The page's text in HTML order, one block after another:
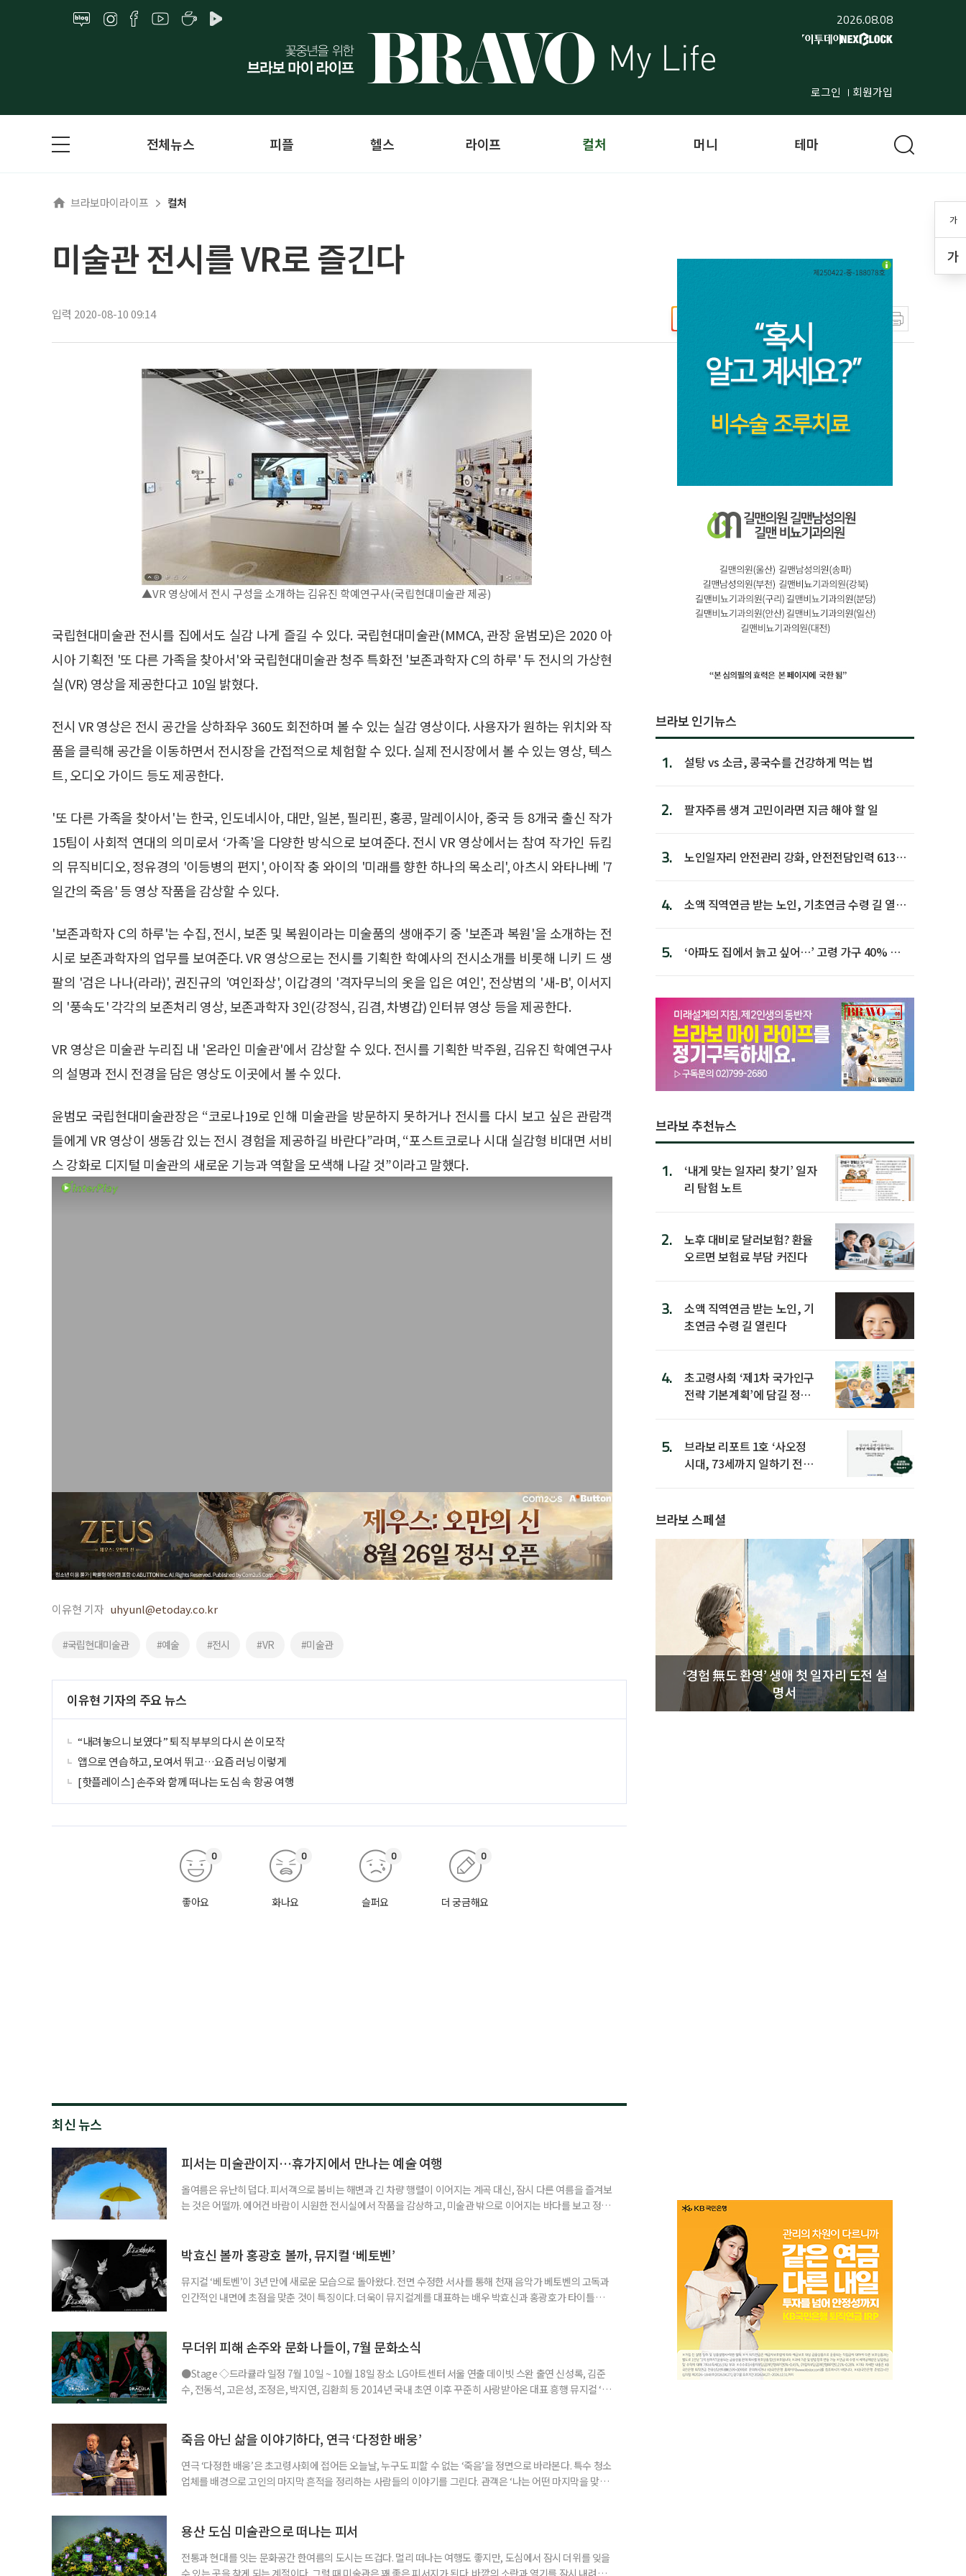
2026.08.08
로그인 회원가입
가
가
전체뉴스 피플 헬스 라이프 컬처 머니 테마
브라보마이라이프 컬처
미술관 전시를 VR로 즐긴다
입력 2020-08-10 09:14
▲VR 영상에서 전시 구성을 소개하는 김유진 학예연구사(국립현대미술관 제공)
국립현대미술관 전시를 집에서도 실감 나게 즐길 수 있다. 국립현대미술관(MMCA, 관장 윤범모)은 2020 아
시아 기획전 '또 다른 가족을 찾아서'와 국립현대미술관 청주 특화전 '보존과학자 C의 하루' 두 전시의 가상현
실(VR) 영상을 제공한다고 10일 밝혔다.
전시 VR 영상은 전시 공간을 상하좌우 360도 회전하며 볼 수 있는 실감 영상이다. 사용자가 원하는 위치와 작
품을 클릭해 공간을 이동하면서 전시장을 간접적으로 체험할 수 있다. 실제 전시장에서 볼 수 있는 영상, 텍스
트, 오디오 가이드 등도 제공한다.
'또 다른 가족을 찾아서'는 한국, 인도네시아, 대만, 일본, 필리핀, 홍콩, 말레이시아, 중국 등 8개국 출신 작가
15팀이 사회적 연대의 의미로서 ‘가족’을 다양한 방식으로 보여준다. 전시 VR 영상에서는 참여 작가인 듀킴
의 뮤직비디오, 정유경의 '이등병의 편지', 아이작 충 와이의 '미래를 향한 하나의 목소리', 아츠시 와타나베 '7
일간의 죽음' 등 영상 작품을 감상할 수 있다.
'보존과학자 C의 하루'는 수집, 전시, 보존 및 복원이라는 미술품의 생애주기 중 '보존과 복원'을 소개하는 전
시로 보존과학자의 업무를 보여준다. VR 영상으로는 전시를 기획한 학예사의 전시소개를 비롯해 니키 드 생
팔의 '검은 나나(라라)', 권진규의 '여인좌상', 이갑경의 '격자무늬의 옷을 입은 여인', 전상범의 '새-B', 이서지
의 '풍속도' 각각의 보존처리 영상, 보존과학자 3인(강정식, 김겸, 차병갑) 인터뷰 영상 등을 제공한다.
VR 영상은 미술관 누리집 내 '온라인 미술관'에서 감상할 수 있다. 전시를 기획한 박주원, 김유진 학예연구사
의 설명과 전시 전경을 담은 영상도 이곳에서 볼 수 있다.
윤범모 국립현대미술관장은 “코로나19로 인해 미술관을 방문하지 못하거나 전시를 다시 보고 싶은 관람객
들에게 VR 영상이 생동감 있는 전시 경험을 제공하길 바란다”라며, “포스트코로나 시대 실감형 비대면 서비
스 강화로 디지털 미술관의 새로운 기능과 역할을 모색해 나갈 것”이라고 말했다.
이유현 기자 uhyunl@etoday.co.kr
#국립현대미술관 #예술 #전시 #VR #미술관
이유현 기자의 주요 뉴스
“내려놓으니 보였다” 퇴직 부부의 다시 쓴 이모작
앱으로 연습하고, 모여서 뛰고…요즘 러닝 이렇게
[핫플레이스] 손주와 함께 떠나는 도심 속 항공 여행
좋아요
0
화나요
0
슬퍼요
0
더 궁금해요
0
최신 뉴스
피서는 미술관이지…휴가지에서 만나는 예술 여행
올여름은 유난히 덥다. 피서객으로 붐비는 해변과 긴 차량 행렬이 이어지는 계곡 대신, 잠시 다른 여름을 즐겨보
는 것은 어떨까. 에어컨 바람이 시원한 전시실에서 작품을 감상하고, 미술관 밖으로 이어지는 바다를 보고 정원
드 강릉 여행을 계획하고 있다면 하슬라아트월드는 빼놓기 아쉬운 곳이다. ‘하슬라’는 고구려·신라시
박효신 볼까 홍광호 볼까, 뮤지컬 ‘베토벤’
뮤지컬 ‘베토벤’이 3년 만에 새로운 모습으로 돌아왔다. 전면 수정한 서사를 통해 천재 음악가 베토벤의 고독과
인간적인 내면에 초점을 맞춘 것이 특징이다. 더욱이 뮤지컬계를 대표하는 배우 박효신과 홍광호가 타이틀롤
현, •프란츠 브렌타노 : 박시원, 최호중, •베티마 브렌타노 : 성민재, 유연정 등 러닝
무더위 피해 손주와 문화 나들이, 7월 문화소식
●Stage ◇드라큘라 일정 7월 10일 ~ 10월 18일 장소 LG아트센터 서울 연출 데이빗 스완 출연 신성록, 김준
수, 전동석, 고은성, 조정은, 박지연, 김환희 등 2014년 국내 초연 이후 꾸준히 사랑받아온 대표 흥행 뮤지컬 ‘드
은성이 새롭게 드라큘라 역에 합류해 각기 다른 매력의 드라큘라를 선보인다. 드라큘
죽음 아닌 삶을 이야기하다, 연극 ‘다정한 배웅’
연극 ‘다정한 배웅’은 초고령사회에 접어든 오늘날, 누구도 피할 수 없는 ‘죽음’을 정면으로 바라본다. 특수 청소
업체를 배경으로 고인의 마지막 흔적을 정리하는 사람들의 이야기를 그린다. 관객은 ‘나는 어떤 마지막을 맞이
아트홀 출연 •반춘배 : 장용, 서인석 •박민재 & 한달수 : 정겨운, 금동현 •윤선영 : 서권
용산 도심 미술관으로 떠나는 피서
전통과 현대를 잇는 문화공간 한여름의 도시는 뜨겁다. 멀리 떠나는 여행도 좋지만, 도심에서 잠시 더위를 잊을
수 있는 곳을 찾게 되는 계절이다. 그럴 때 미술관은 꽤 좋은 피서지가 된다. 바깥의 소란과 열기를 잠시 내려놓
브라보 인기뉴스
1. 설탕 vs 소금, 콩국수를 건강하게 먹는 법
2. 팔자주름 생겨 고민이라면 지금 해야 할 일
3.
노인일자리 안전관리 강화, 안전전담인력 613명
4.
소액 직역연금 받는 노인, 기초연금 수령 길 열린
5.
‘아파도 집에서 늙고 싶어…’ 고령 가구 40% 노
브라보 추천뉴스
1.
‘내게 맞는 일자리 찾기’ 일자
리 탐험 노트
2.
노후 대비로 달러보험? 환율
오르면 보험료 부담 커진다
3.
소액 직역연금 받는 노인, 기
초연금 수령 길 열린다
4.
초고령사회 ‘제1차 국가인구
전략 기본계획’에 담길 정책
5.
브라보 리포트 1호 ‘사오정
시대, 73세까지 일하기 전략’
브라보 스페셜
‘경험 無도 환영’ 생애 첫 일자리 도전 설
명서